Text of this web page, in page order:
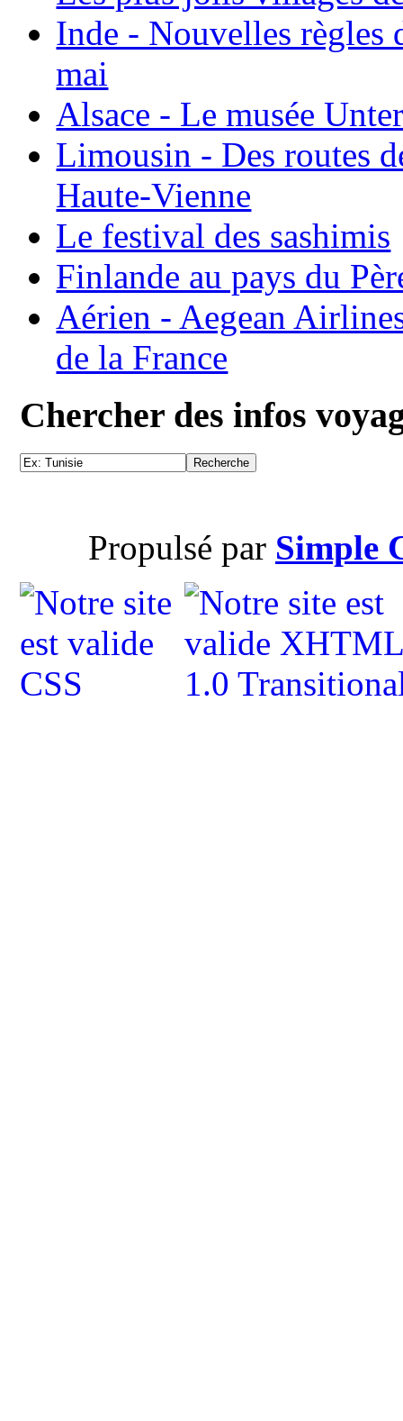
Inde - Nouvelles règles
mai
Alsace - Le musée
Limousin - Des routes
Haute-Vienne
Le festival des sashimis
Finlande au pays du
Aérien - Aegean
de la France
Chercher des infos
Propulsé par Simple